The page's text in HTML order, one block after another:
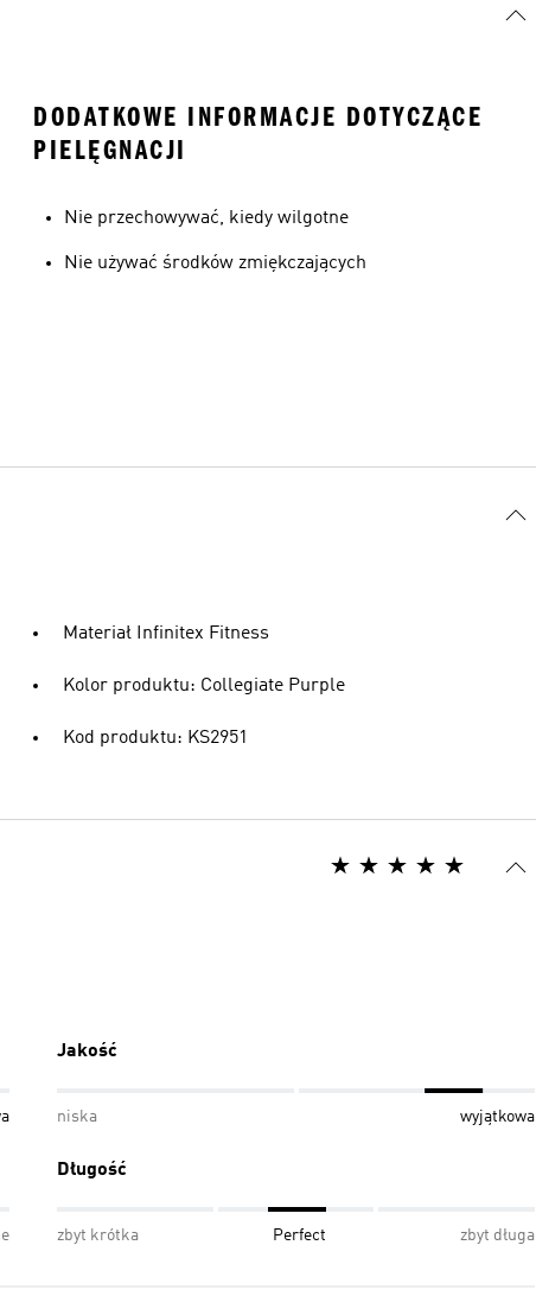
DODATKOWE INFORMACJE DOTYCZĄCE
PIELĘGNACJI
Nie przechowywać, kiedy wilgotne
Nie używać środków zmiękczających
Materiał Infinitex Fitness
Kolor produktu: Collegiate Purple
Kod produktu: KS2951
Jakość
niska wyjątkowa
Długość
zbyt krótka Perfect zbyt długa